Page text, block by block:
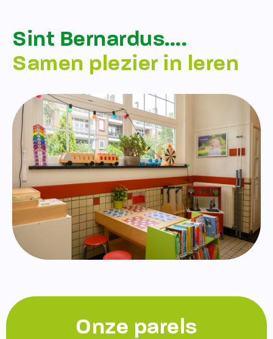
Sint Bernardus….
Samen plezier in leren
Onze parels